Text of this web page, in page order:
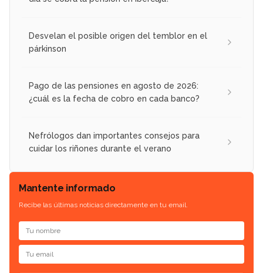
Desvelan el posible origen del temblor en el
párkinson
Pago de las pensiones en agosto de 2026:
¿cuál es la fecha de cobro en cada banco?
Nefrólogos dan importantes consejos para
cuidar los riñones durante el verano
Mantente informado
Recibe las últimas noticias directamente en tu email.